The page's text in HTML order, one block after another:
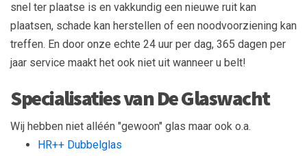
snel ter plaatse is en vakkundig een nieuwe ruit kan
plaatsen, schade kan herstellen of een noodvoorziening kan
treffen. En door onze echte 24 uur per dag, 365 dagen per
jaar service maakt het ook niet uit wanneer u belt!
Specialisaties van De Glaswacht
Wij hebben niet alléén "gewoon" glas maar ook o.a.
HR++ Dubbelglas